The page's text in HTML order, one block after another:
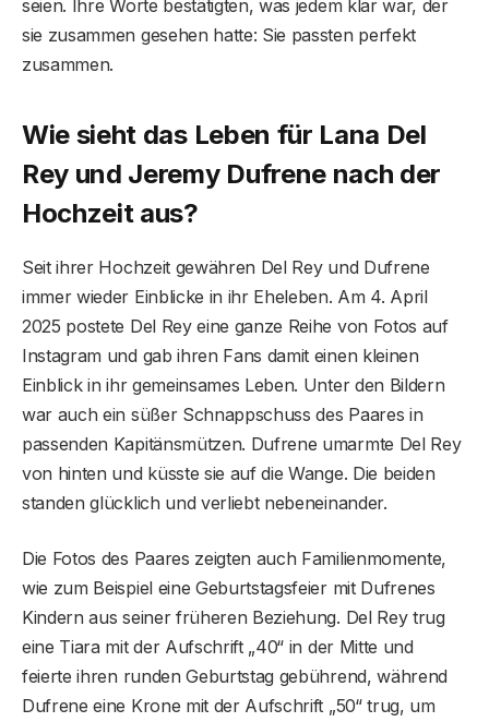
seien. Ihre Worte bestätigten, was jedem klar war, der
sie zusammen gesehen hatte: Sie passten perfekt
zusammen.
Wie sieht das Leben für Lana Del
Rey und Jeremy Dufrene nach der
Hochzeit aus?
Seit ihrer Hochzeit gewähren Del Rey und Dufrene
immer wieder Einblicke in ihr Eheleben. Am 4. April
2025 postete Del Rey eine ganze Reihe von Fotos auf
Instagram und gab ihren Fans damit einen kleinen
Einblick in ihr gemeinsames Leben. Unter den Bildern
war auch ein süßer Schnappschuss des Paares in
passenden Kapitänsmützen. Dufrene umarmte Del Rey
von hinten und küsste sie auf die Wange. Die beiden
standen glücklich und verliebt nebeneinander.
Die Fotos des Paares zeigten auch Familienmomente,
wie zum Beispiel eine Geburtstagsfeier mit Dufrenes
Kindern aus seiner früheren Beziehung. Del Rey trug
eine Tiara mit der Aufschrift „40“ in der Mitte und
feierte ihren runden Geburtstag gebührend, während
Dufrene eine Krone mit der Aufschrift „50“ trug, um